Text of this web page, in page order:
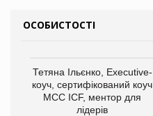
ОСОБИСТОСТІ
Тетяна Ільєнко, Executive-
коуч, сертифікований коуч
МСС ICF, ментор для
лідерів